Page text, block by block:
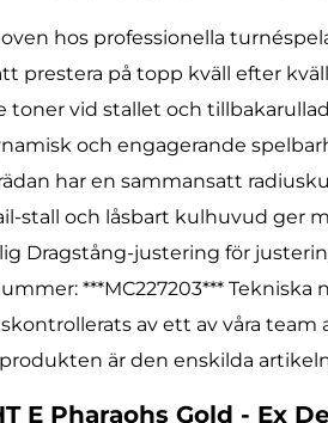
hos professionella
på topp kväll efter
vid stallet och
och engagerande
har en sammansatt
stall och låsbart kulhuvud ger
Dragstång-justering för
***MC227203*** Tekniska
av ett av våra team
är den enskilda
E Pharaohs Gold - Ex